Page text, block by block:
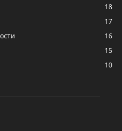
18
17
16
15
10